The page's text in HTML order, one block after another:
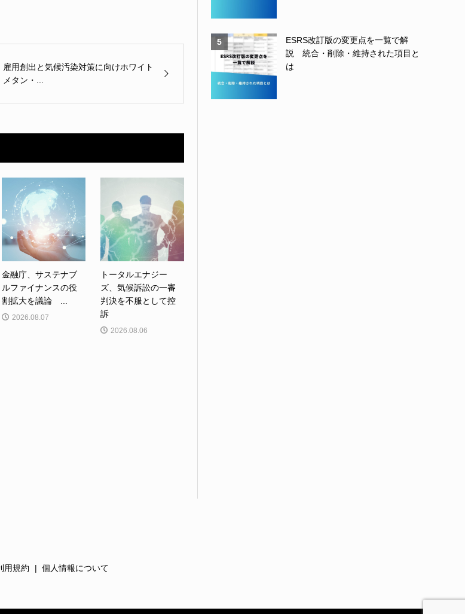
雇用創出と気候汚染対策に向けホワイト
タン・...
金融庁、サステナブ
ルファイナンスの役
割拡大を議論 ...
2026.08.07
トータルエナジー
ズ、気候訴訟の一審
判決を不服として控
訴
2026.08.06
5
ESRS改訂版の変更点を一覧で解
説 統合・削除・維持された項目と
は
用規約 個人情報について